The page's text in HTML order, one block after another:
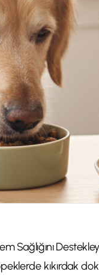
Sağlığını
kıkırdak